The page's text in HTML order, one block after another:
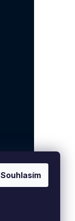
Souhlasím